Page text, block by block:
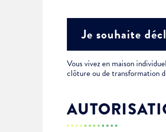
Je suis étudiant
Je souhaite
Vous vivez en maison
clôture ou de transformation